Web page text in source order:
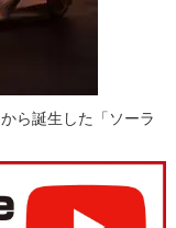
ら誕生した「ソーラ